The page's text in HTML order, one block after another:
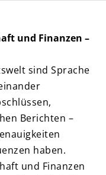
und Finanzen –
sind Sprache
Berichten –
haben.
und Finanzen